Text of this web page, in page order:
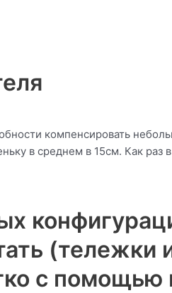
компенсировать
в среднем в 15см. Как
с помощью